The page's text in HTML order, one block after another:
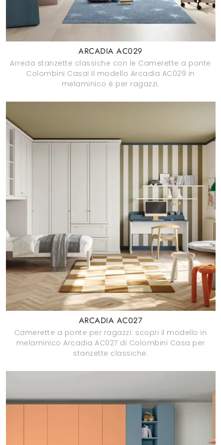
ARCADIA AC029
Arreda stanzette classiche con le Camerette a ponte
Colombini Casa! Il modello Arcadia AC029 in
melaminico è per ragazzi.
ARCADIA AC027
Camerette a ponte per ragazzi: scopri il modello in
melaminico Arcadia AC027 di Colombini Casa per
stanzette classiche.